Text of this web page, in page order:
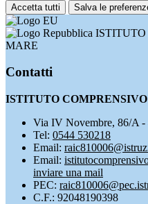
Accetta tutti Salva le
ISTITUTO
MARE
Contatti
ISTITUTO
Via IV Novembre, 86/A
Tel: 0544 530218
Email:
Email:
inviare una mail
PEC:
C.F.: 92048190398